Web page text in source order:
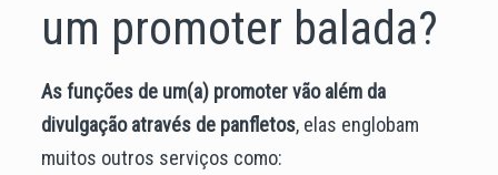
um promoter balada?
As funções de um(a) promoter vão além da
divulgação através de panfletos, elas englobam
muitos outros serviços como: